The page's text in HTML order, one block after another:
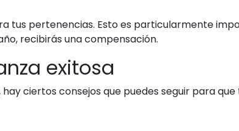
tus pertenencias. Esto es particularmente
recibirás una compensación.
exitosa
ciertos consejos que puedes seguir para que